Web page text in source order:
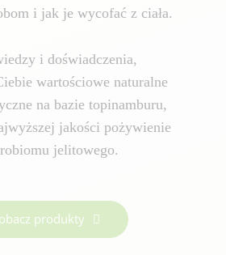
i jak je wycofać z ciała.
i doświadczenia,
wartościowe naturalne
na bazie topinamburu,
jakości pożywienie
jelitowego.
produkty